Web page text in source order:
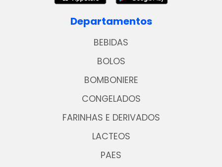
Departamentos
BEBIDAS
BOLOS
BOMBONIERE
CONGELADOS
FARINHAS E DERIVADOS
LACTEOS
PAES